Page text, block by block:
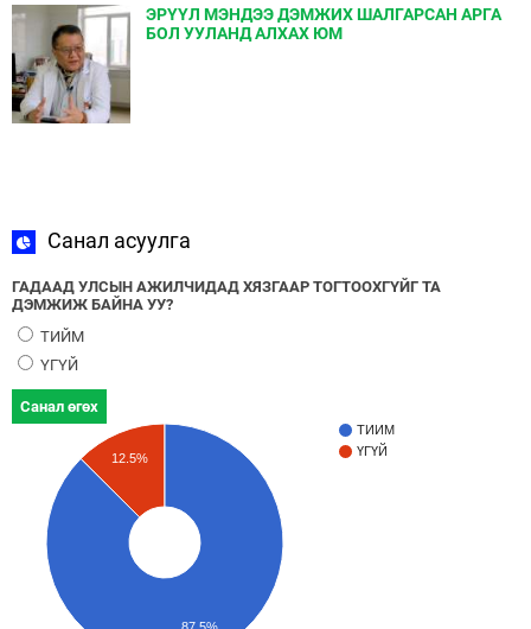
ЭРҮҮЛ МЭНДЭЭ ДЭМЖИХ ШАЛГАРСАН АРГА
БОЛ УУЛАНД АЛХАХ ЮМ
Санал асуулга
ГАДААД УЛСЫН АЖИЛЧИДАД ХЯЗГААР ТОГТООХГҮЙГ ТА
ДЭМЖИЖ БАЙНА УУ?
ТИЙМ
ҮГҮЙ
Санал өгөх
ТИЙМ
ҮГҮЙ
12.5%